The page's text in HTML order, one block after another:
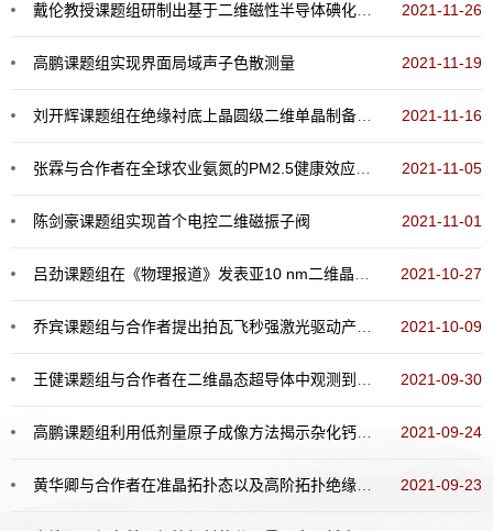
戴伦教授课题组研制出基于二维磁性半导体碘化铬（CrI3）的旋光性探测器 2021-11-26
高鹏课题组实现界面局域声子色散测量 2021-11-19
刘开辉课题组在绝缘衬底上晶圆级二维单晶制备新机理研究中取得重要进展 2021-11-16
张霖与合作者在全球农业氨氮的PM2.5健康效应研究方面取得重要进展 2021-11-05
陈剑豪课题组实现首个电控二维磁振子阀 2021-11-01
吕劲课题组在《物理报道》发表亚10 nm二维晶体管研究综述长文 2021-10-27
乔宾课题组与合作者提出拍瓦飞秒强激光驱动产生准单能离子束新方案 2021-10-09
王健课题组与合作者在二维晶态超导体中观测到平行场量子格里菲斯奇异性 2021-09-30
高鹏课题组利用低剂量原子成像方法揭示杂化钙钛矿（CH3NH3PbI3）的结构与分解路径 2021-09-24
黄华卿与合作者在准晶拓扑态以及高阶拓扑绝缘体研究中取得系列重要进展 2021-09-23